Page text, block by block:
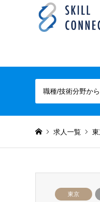
職種/技術分野か
求人一覧
東京